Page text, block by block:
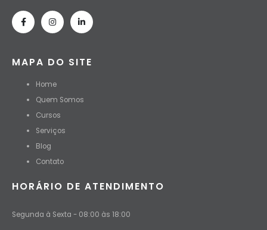
MAPA DO SITE
Home
Quem Somos
Cursos
Serviços
Blog
Contato
HORÁRIO DE ATENDIMENTO
Segunda à Sexta - 08:00 às 18:00